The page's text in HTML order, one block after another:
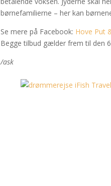
børnefamilierne – her kan
Se mere på Facebook: Hove Put
Begge tilbud gælder frem til den
/ask